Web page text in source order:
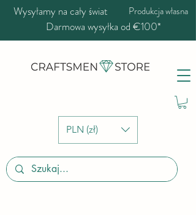
PLN (zł)
Wysyłamy na cały świat Produkcja własna
Darmowa wysyłka od €100*